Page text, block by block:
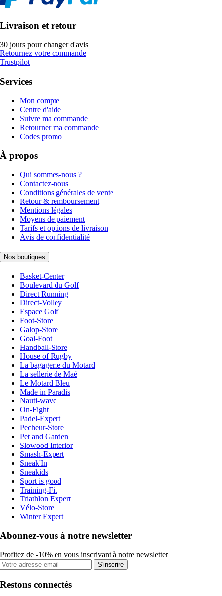
Livraison et retour
30 jours pour changer d'avis
Retournez votre commande
Trustpilot
Services
Mon compte
Centre d'aide
Suivre ma commande
Retourner ma commande
Codes promo
À propos
Qui sommes-nous ?
Contactez-nous
Conditions générales de vente
Retour & remboursement
Mentions légales
Moyens de paiement
Tarifs et options de livraison
Avis de confidentialité
Nos boutiques
Basket-Center
Boulevard du Golf
Direct Running
Direct-Volley
Espace Golf
Foot-Store
Galop-Store
Goal-Foot
Handball-Store
House of Rugby
La bagagerie du Motard
La sellerie de Maé
Le Motard Bleu
Made in Paradis
Nauti-wave
On-Fight
Padel-Expert
Pecheur-Store
Pet and Garden
Slowood Interior
Smash-Expert
Sneak'In
Sneakids
Sport is good
Training-Fit
Triathlon Expert
Vélo-Store
Winter Expert
Abonnez-vous à notre newsletter
Profitez de -10% en vous inscrivant à notre newsletter
S'inscrire
Restons connectés